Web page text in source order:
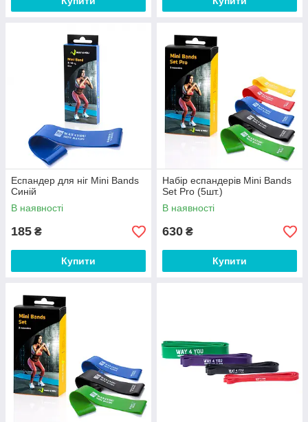
Еспандер для ніг Mini Bands
Синій
В наявності
185 ₴
Купити
Набір еспандерів Mini Bands
Set Pro (5шт.)
В наявності
630 ₴
Купити